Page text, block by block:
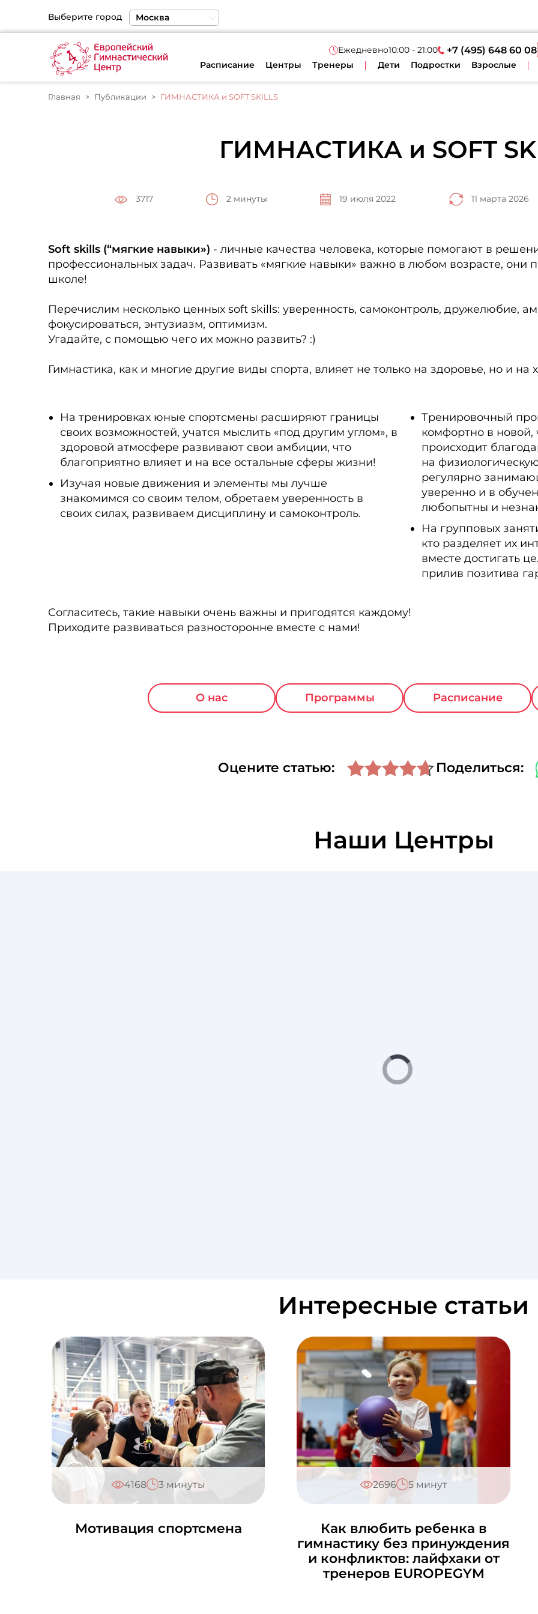
Выберите город
Москва
Санкт-Петербург
Екатеринбург
Ежедневно10:00 - 21:00 +7 (495) 648 60 08
Расписание
Центры Тренеры Дети Подростки Взрослые
Главная Публикации ГИМНАСТИКА и SOFT SKILLS
ГИМНАСТИКА и SOFT
3717 2 минуты 19 июля 2022 11 марта 2026
Soft skills (“мягкие навыки») - личные качества человека, которые помогают в
профессиональных задач. Развивать «мягкие навыки» важно в любом возрасте, они
школе!
Перечислим несколько ценных soft skills: уверенность, самоконтроль, дружелюбие,
фокусироваться, энтузиазм, оптимизм.
Угадайте, с помощью чего их можно развить? :)
Гимнастика, как и многие другие виды спорта, влияет не только на здоровье, но и на
На тренировках юные спортсмены расширяют границы
своих возможностей, учатся мыслить «под другим углом», в
здоровой атмосфере развивают свои амбиции, что
благоприятно влияет и на все остальные сферы жизни!
Изучая новые движения и элементы мы лучше
знакомимся со своим телом, обретаем уверенность в
своих силах, развиваем дисциплину и самоконтроль.
Тренировочный
комфортно в новой,
происходит
на
регулярно
уверенно и в
любопытны и
На групповых
кто разделяет их
вместе достигать
прилив позитива
Согласитесь, такие навыки очень важны и пригодятся каждому!
Приходите развиваться разносторонне вместе с нами!
О нас Программы Расписание
Оцените статью: Поделиться:
Наши Центры
Интересные статьи
4168 3 минуты
Мотивация спортсмена
2696 5 минут
Как влюбить ребенка в
гимнастику без принуждения
и конфликтов: лайфхаки от
тренеров EUROPEGYM